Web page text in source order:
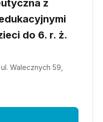
z
do 6. r. ż.
Walecznych 59,